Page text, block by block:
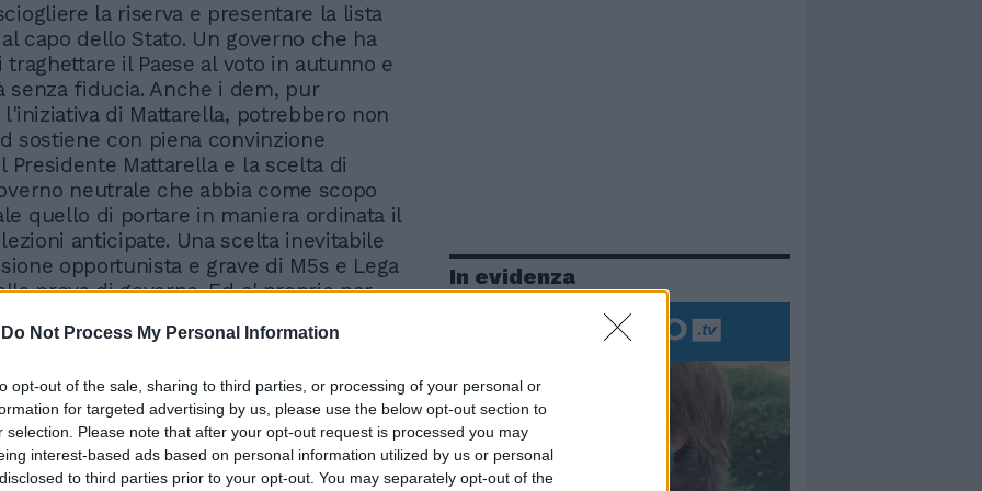
Do Not Process My Personal Information
opt-out of the sale, sharing to third parties, or processing of your personal or
for targeted advertising by us, please use the below opt-out section to
selection. Please note that after your opt-out request is processed you may
interest-based ads based on personal information utilized by us or personal
to third parties prior to your opt-out. You may separately opt-out of the
la riserva e presentare la lista
capo dello Stato. Un governo che ha
traghettare il Paese al voto in autunno e
senza fiducia. Anche i dem, pur
l'iniziativa di Mattarella, potrebbero non
sostiene con piena convinzione
Presidente Mattarella e la scelta di
neutrale che abbia come scopo
quello di portare in maniera ordinata il
anticipate. Una scelta inevitabile
opportunista e grave di M5s e Lega
prova di governo. Ed e' proprio per
neutralita' politica che penso sia
anche cosi' ogni
di sorta", ha dichiarato il
Maurizo Martina, durante la riunione
alla Camera. "Proporro' alla
In evidenza